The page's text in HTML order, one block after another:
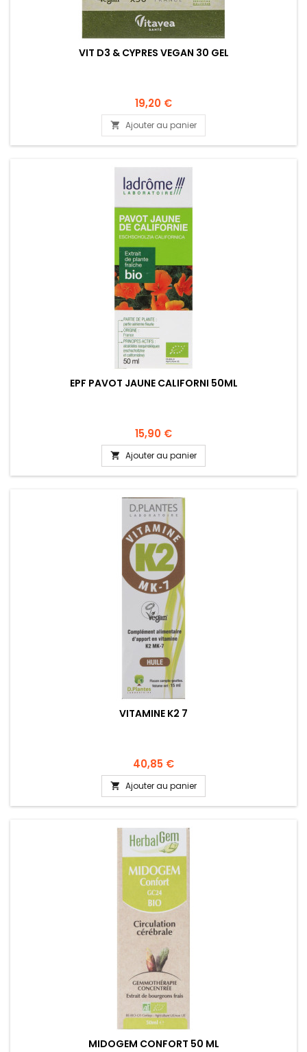
VIT D3 & CYPRES VEGAN 30 GEL
19,20 €
 Ajouter au panier
EPF PAVOT JAUNE CALIFORNI 50ML
15,90 €
 Ajouter au panier
VITAMINE K2 7
40,85 €
 Ajouter au panier
MIDOGEM CONFORT 50 ML